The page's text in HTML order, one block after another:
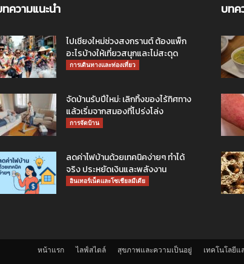
ความแนะนำ
ไปเชียงใหม่ช่วงสงกรานต์ ต้องแพ็ก
อะไรบ้างให้เที่ยวสนุกและไม่สะดุด
การเดินทางและท่องเที่ยว
จัดบ้านรับปีใหม่: เลิกทิ้งของไร้ทิศทาง
แล้วเริ่มจากสมองที่โปร่งโล่ง
การจัดบ้าน
ลดค่าไฟบ้านด้วยเทคนิคง่ายๆ ทำได้
จริง ประหยัดเงินและพลังงาน
อินเทอร์เน็ตและโซเชียลมีเดีย
บทค
หน้าแรก ไลฟ์สไตล์ สุขภาพและความเป็นอยู่ เทคโนโลยีแ